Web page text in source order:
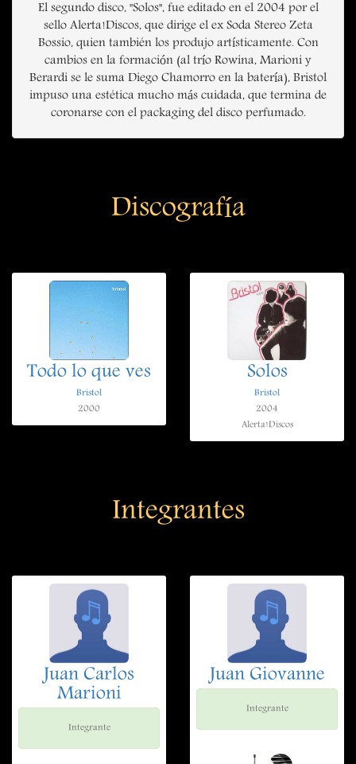
El segundo disco, "Solos", fue editado en el 2004 por el
sello Alerta!Discos, que dirige el ex Soda Stereo Zeta
Bossio, quien también los produjo artísticamente. Con
cambios en la formación (al trío Rowina, Marioni y
Berardi se le suma Diego Chamorro en la batería), Bristol
impuso una estética mucho más cuidada, que termina de
coronarse con el packaging del disco perfumado.
Discografía
Todo lo que ves
Bristol
2000
Solos
Bristol
2004
Alerta!Discos
Integrantes
Juan Carlos
Marioni
Integrante
Juan Giovanne
Integrante